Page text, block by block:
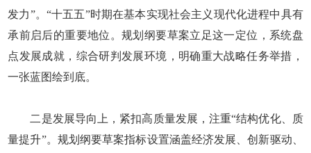
发力”。“十五五”时期在基本实现社会主义现代化进程中具有
承前启后的重要地位。规划纲要草案立足这一定位，系统盘
点发展成就，综合研判发展环境，明确重大战略任务举措，
一张蓝图绘到底。
二是发展导向上，紧扣高质量发展，注重“结构优化、质
量提升”。规划纲要草案指标设置涵盖经济发展、创新驱动、